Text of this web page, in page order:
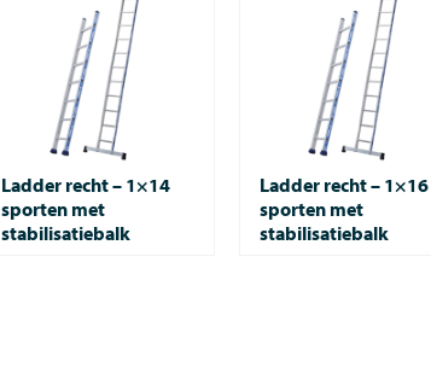
Ladder recht – 1×14
sporten met
stabilisatiebalk
Ladder recht – 1×16
sporten met
stabilisatiebalk